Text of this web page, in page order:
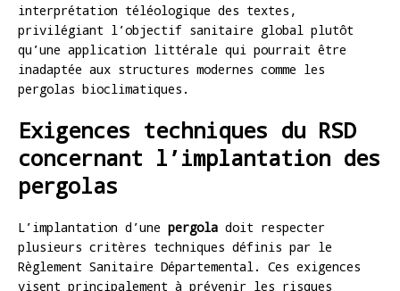
interprétation téléologique des textes,
privilégiant l’objectif sanitaire global plutôt
qu’une application littérale qui pourrait être
inadaptée aux structures modernes comme les
pergolas bioclimatiques.
Exigences techniques du RSD
concernant l’implantation des
pergolas
L’implantation d’une pergola doit respecter
plusieurs critères techniques définis par le
Règlement Sanitaire Départemental. Ces exigences
visent principalement à prévenir les risques